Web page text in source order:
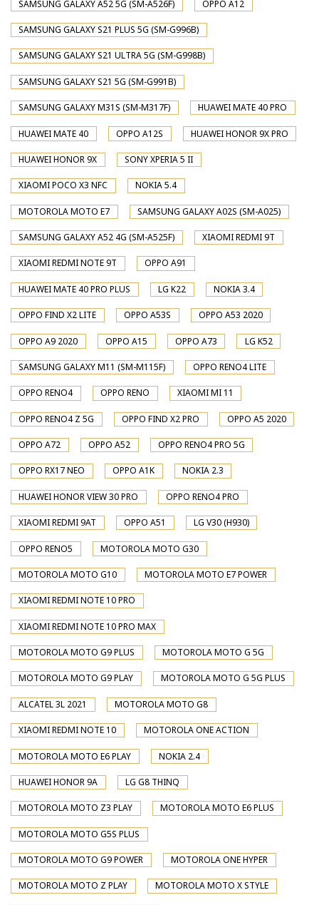
SAMSUNG GALAXY A52 5G (SM-A526F) OPPO A12
SAMSUNG GALAXY S21 PLUS 5G (SM-G996B)
SAMSUNG GALAXY S21 ULTRA 5G (SM-G998B)
SAMSUNG GALAXY S21 5G (SM-G991B)
SAMSUNG GALAXY M31S (SM-M317F) HUAWEI MATE 40 PRO
HUAWEI MATE 40 OPPO A12S HUAWEI HONOR 9X PRO
HUAWEI HONOR 9X SONY XPERIA 5 II
XIAOMI POCO X3 NFC NOKIA 5.4
MOTOROLA MOTO E7 SAMSUNG GALAXY A02S (SM-A025)
SAMSUNG GALAXY A52 4G (SM-A525F) XIAOMI REDMI 9T
XIAOMI REDMI NOTE 9T OPPO A91
HUAWEI MATE 40 PRO PLUS LG K22 NOKIA 3.4
OPPO FIND X2 LITE OPPO A53S OPPO A53 2020
OPPO A9 2020 OPPO A15 OPPO A73 LG K52
SAMSUNG GALAXY M11 (SM-M115F) OPPO RENO4 LITE
OPPO RENO4 OPPO RENO XIAOMI MI 11
OPPO RENO4 Z 5G OPPO FIND X2 PRO OPPO A5 2020
OPPO A72 OPPO A52 OPPO RENO4 PRO 5G
OPPO RX17 NEO OPPO A1K NOKIA 2.3
HUAWEI HONOR VIEW 30 PRO OPPO RENO4 PRO
XIAOMI REDMI 9AT OPPO A51 LG V30 (H930)
OPPO RENO5 MOTOROLA MOTO G30
MOTOROLA MOTO G10 MOTOROLA MOTO E7 POWER
XIAOMI REDMI NOTE 10 PRO
XIAOMI REDMI NOTE 10 PRO MAX
MOTOROLA MOTO G9 PLUS MOTOROLA MOTO G 5G
MOTOROLA MOTO G9 PLAY MOTOROLA MOTO G 5G PLUS
ALCATEL 3L 2021 MOTOROLA MOTO G8
XIAOMI REDMI NOTE 10 MOTOROLA ONE ACTION
MOTOROLA MOTO E6 PLAY NOKIA 2.4
HUAWEI HONOR 9A LG G8 THINQ
MOTOROLA MOTO Z3 PLAY MOTOROLA MOTO E6 PLUS
MOTOROLA MOTO G5S PLUS
MOTOROLA MOTO G9 POWER MOTOROLA ONE HYPER
MOTOROLA MOTO Z PLAY MOTOROLA MOTO X STYLE